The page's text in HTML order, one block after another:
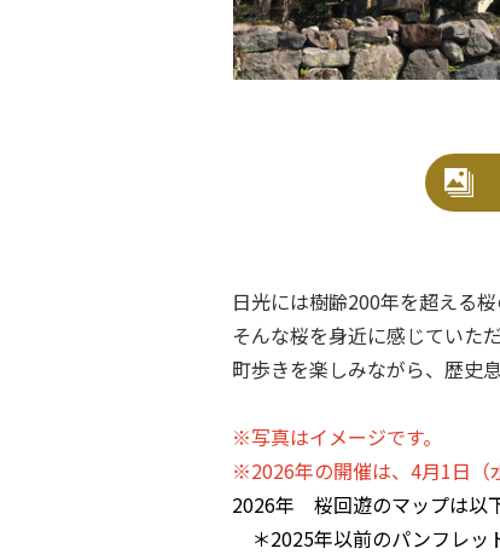
日光には樹齢200年を超える桜
そんな桜を身近に感じていた
町歩きを楽しみながら、歴史
※写真はイメージです。
※2026年の開催は、4月1日（
2026年 桜回遊のマップは以
＊2025年以前のパンフレッ